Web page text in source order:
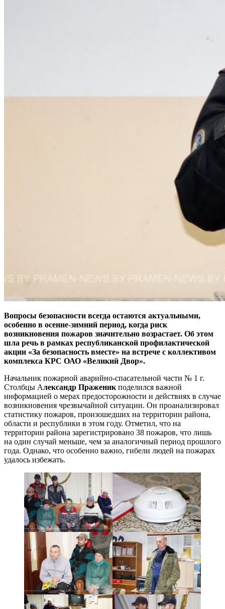
Вопросы безопасности всегда остаются актуальными,
особенно в осенне-зимний период, когда риск
возникновения пожаров значительно возрастает. Об этом
шла речь в рамках республиканской профилактической
акции «За безопасность вместе» на встрече с коллективом
комплекса КРС ОАО «Великий Двор».
Начальник пожарной аварийно-спасательной части № 1 г.
Столбцы Александр Праженик поделился важной
информацией о мерах предосторожности и действиях в случае
возникновения чрезвычайной ситуации. Он проанализировал
статистику пожаров, произошедших на территории района,
области и республики в этом году. Отметил, что на
территории района зарегистрировано 38 пожаров, что лишь
на один случай меньше, чем за аналогичный период прошлого
года. Однако, что особенно важно, гибели людей на пожарах
удалось избежать.